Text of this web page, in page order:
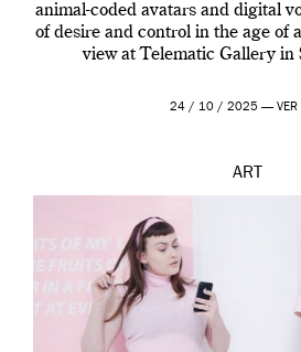
animal-coded avatars and digital
of desire and control in the age of
view at Telematic Gallery in
24 / 10 / 2025 — VER
ART